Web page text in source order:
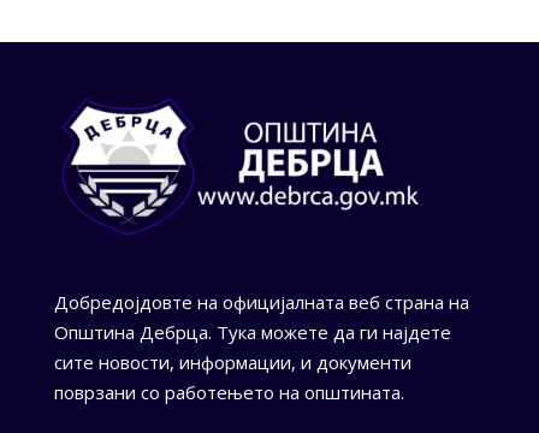
Добредојдовте на официјалната веб страна на
Општина Дебрца. Тука можете да ги најдете
сите новости, информации, и документи
поврзани со работењето на општината.